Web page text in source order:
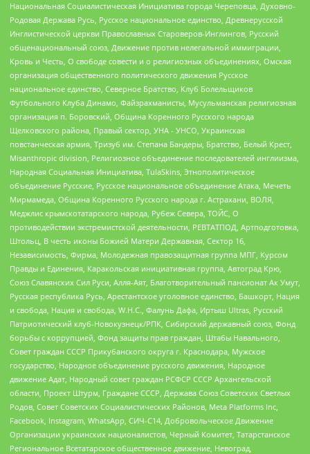
Национальная Социалистическая Инициатива города Череповца, Духовно-
Родовая Держава Русь, Русское национальное единство, Древнерусской
Инглистической церкви Православных Староверов-Инглингов, Русский
общенациональный союз, Движение против нелегальной иммиграции,
Кровь и Честь, О свободе совести и о религиозных объединениях, Омская
организация общественного политического движения Русское
национальное единство, Северное Братство, Клуб Болельщиков
Футбольного Клуба Динамо, Файзрахманисты, Мусульманская религиозная
организация п. Боровский, Община Коренного Русского народа
Щелковского района, Правый сектор, УНА - УНСО, Украинская
повстанческая армия, Тризуб им. Степана Бандеры, Братство, Белый Крест,
Misanthropic division, Религиозное объединение последователей инглиизма,
Народная Социальная Инициатива, TulaSkins, Этнополитическое
объединение Русские, Русское национальное объединение Атака, Мечеть
Мирмамеда, Община Коренного Русского народа г. Астрахани, ВОЛЯ,
Меджлис крымскотатарского народа, Рубеж Севера, ТОЙС, О
противодействии экстремистской деятельности, РЕВТАТПОД, Артподготовка,
Штольц, В честь иконы Божией Матери Державная, Сектор 16,
Независимость, Фирма, Молодежная правозащитная группа МПГ, Курсом
Правды и Единения, Каракольская инициативная группа, Автоград Крю,
Союз Славянских Сил Руси, Алля-Аят, Благотворительный пансионат Ак Умут,
Русская республика Русь, Арестантское уголовное единство, Башкорт, Нация
и свобода, Нация и свобода, W.H.С., Фалунь Дафа, Иртыш Ultras, Русский
Патриотический клуб-Новокузнецк/РПК, Сибирский державный союз, Фонд
борьбы с коррупцией, Фонд защиты прав граждан, Штабы Навального,
Совет граждан СССР Прикубанского округа г. Краснодара, Мужское
государство, Народное объединение русского движения, Народное
движение Адат, Народный совет граждан РСФСР СССР Архангельской
области, Проект Штурм, Граждане СССР, Держава Союз Советских Светлых
Родов, Совет Советских Социалистических Районов, Meta Platforms Inc,
Facebook, Instagram, WhatsApp, СИЧ-С14, Добровольческое Движение
Организации украинских националистов, Черный Комитет, Татарстанское
Региональное Всетатарское общественное движение, Невоград,